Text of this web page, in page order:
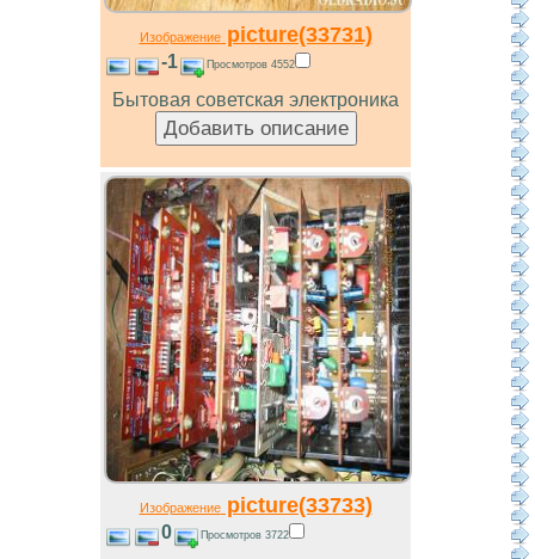
Изображениеpicture(33731)
-1 Просмотров 4552
Бытовая советская электроника
Изображениеpicture(33733)
0 Просмотров 3722